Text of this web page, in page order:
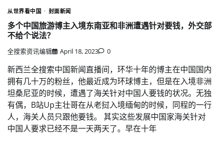
从世界看中国 封面新闻
多个中国旅游博主入境东南亚和非洲遭遇针对要钱，外交部
不给个说法？
全搜索资讯编辑 April 18, 2023 0
新西兰全搜索中国新闻直播间，环华十年的博主在中国国内
拥有几十万的粉丝，他最近成为环球博主，但是在入境非洲
坦桑尼亚的时候，遭遇了海关针对中国人要钱的状况。无独
有偶，B站Up主壮哥在从老挝入境缅甸的时候，同程的一行
人，海关人员只跟他要钱。 其实这些发展中国家海关针对
中国人要求已经不是一天两天了。早在十年